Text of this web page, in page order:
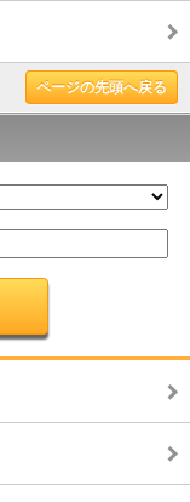
ページの先頭へ戻る